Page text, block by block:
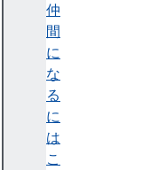
仲
間
に
な
る
に
は
こ